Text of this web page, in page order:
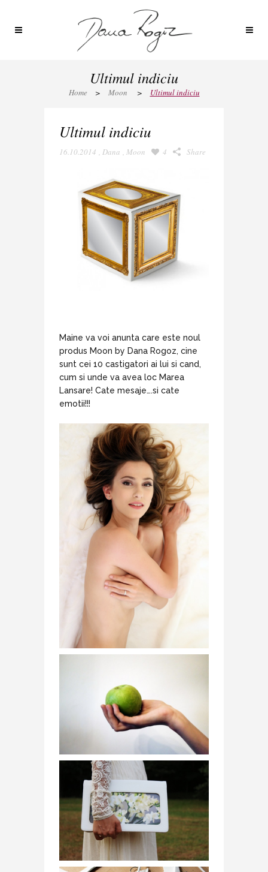
Ultimul indiciu
Home > Moon > Ultimul indiciu
Ultimul indiciu
16.10.2014 , Dana , Moon 4 Share
Maine va voi anunta care este noul
produs Moon by Dana Rogoz, cine
sunt cei 10 castigatori ai lui si cand,
cum si unde va avea loc Marea
Lansare! Cate mesaje….si cate
emotii!!!